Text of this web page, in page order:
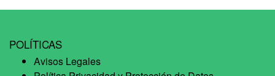
POLÍTICAS
Avisos Legales